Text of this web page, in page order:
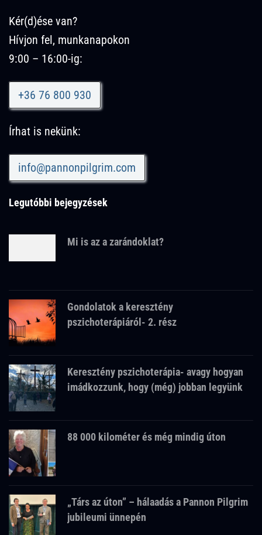
Kér(d)ése van?
Hívjon fel, munkanapokon
9:00 – 16:00-ig:
+36 76 800 930
Írhat is nekünk:
info@pannonpilgrim.com
Legutóbbi bejegyzések
Mi is az a zarándoklat?
Gondolatok a keresztény
pszichoterápiáról- 2. rész
Keresztény pszichoterápia- avagy hogyan
imádkozzunk, hogy (még) jobban legyünk
88 000 kilométer és még mindig úton
„Társ az úton” – hálaadás a Pannon Pilgrim
jubileumi ünnepén